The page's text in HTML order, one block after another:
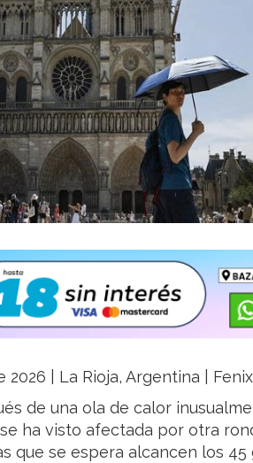
2026 | La Rioja, Argentina |
de una ola de calor
ha visto afectada por otra
que se espera alcancen los 45